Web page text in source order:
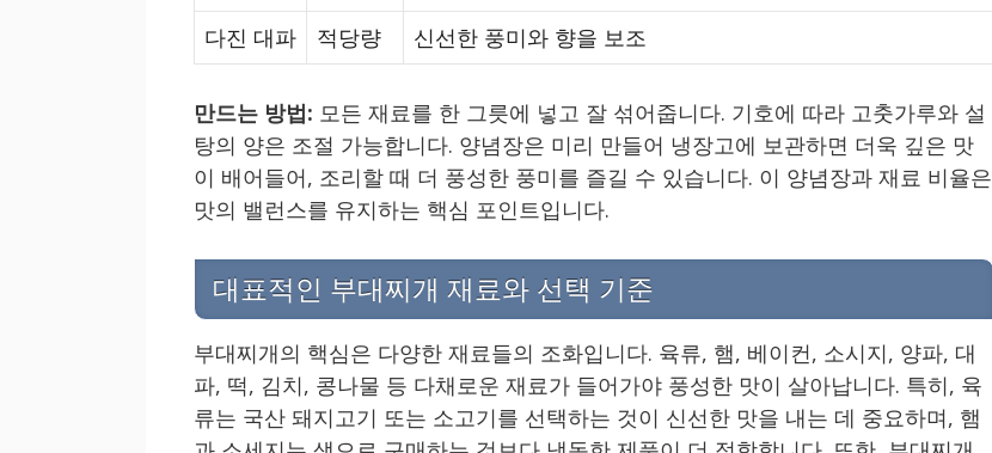
다진 대파
적당량 신선한 풍미와 향을 보조
만드는 방법: 모든 재료를 한 그릇에 넣고 잘 섞어줍니다. 기호에 따라 고춧가루와 설
탕의 양은 조절 가능합니다. 양념장은 미리 만들어 냉장고에 보관하면 더욱 깊은 맛
이 배어들어, 조리할 때 더 풍성한 풍미를 즐길 수 있습니다. 이 양념장과 재료 비율은
맛의 밸런스를 유지하는 핵심 포인트입니다.
대표적인 부대찌개 재료와 선택 기준
부대찌개의 핵심은 다양한 재료들의 조화입니다. 육류, 햄, 베이컨, 소시지, 양파, 대
파, 떡, 김치, 콩나물 등 다채로운 재료가 들어가야 풍성한 맛이 살아납니다. 특히, 육
류는 국산 돼지고기 또는 소고기를 선택하는 것이 신선한 맛을 내는 데 중요하며, 햄